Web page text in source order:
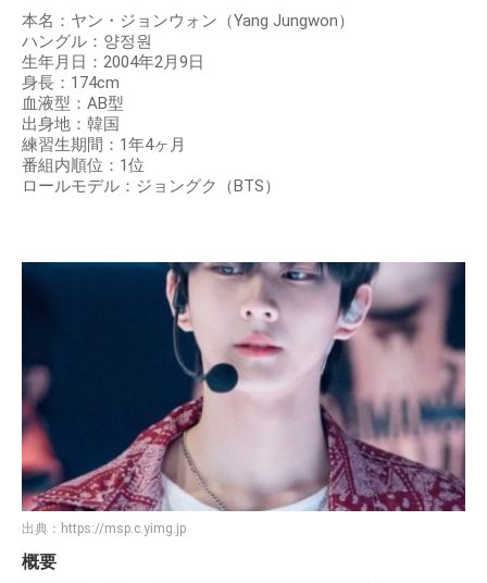
本名：ヤン・ジョンウォン（Yang Jungwon）
ハングル：양정원
生年月日：2004年2月9日
身長：174cm
血液型：AB型
出身地：韓国
練習生期間：1年4ヶ月
番組内順位：1位
ロールモデル：ジョングク（BTS）
出典： https://msp.c.yimg.jp
概要